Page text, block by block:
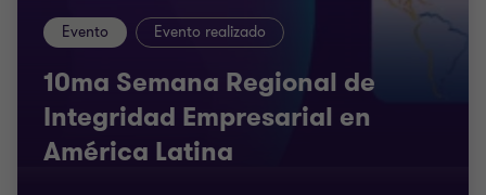
10ma Semana Regional de
Integridad Empresarial en
América Latina
Evento Evento realizado